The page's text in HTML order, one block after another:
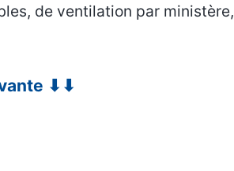
de ventilation par ministère,
⬇⬇